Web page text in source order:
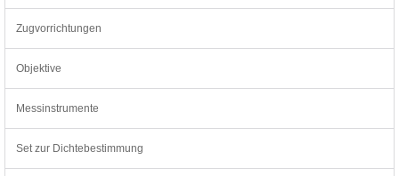
Zugvorrichtungen
Objektive
Messinstrumente
Set zur Dichtebestimmung